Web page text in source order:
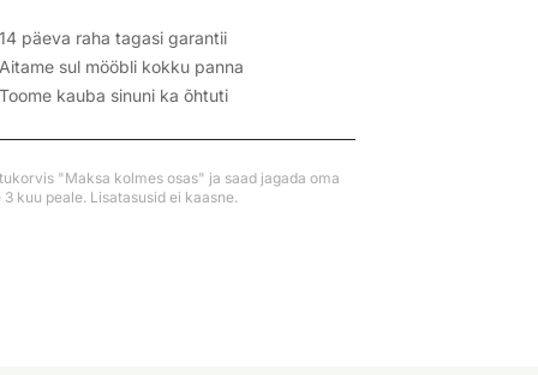
päeva raha tagasi garantii
sul mööbli kokku panna
kauba sinuni ka õhtuti
"Maksa kolmes osas" ja saad jagada oma
kuu peale. Lisatasusid ei kaasne.